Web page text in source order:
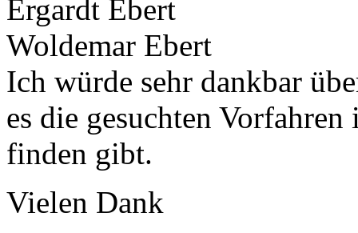
Ergardt Ebert
Woldemar Ebert
Ich würde sehr dankbar
es die gesuchten
finden gibt.
Vielen Dank